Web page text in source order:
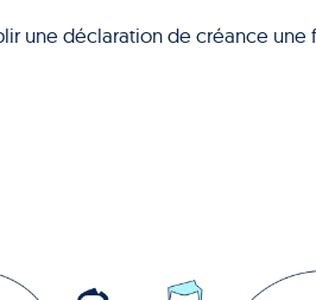
une déclaration de créance une